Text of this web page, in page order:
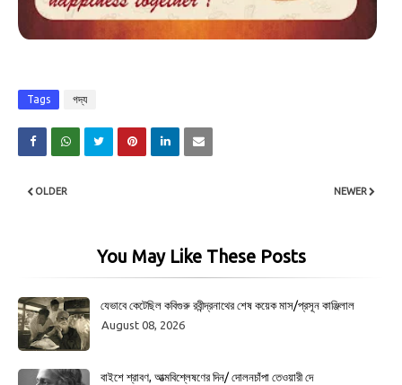
Tags গদ্য
NEWER
OLDER
You May Like These Posts
যেভাবে কেটেছিল কবিগুরু রবীন্দ্রনাথের শেষ কয়েক মাস/প্রসূন কাঞ্জিলাল
August 08, 2026
বাইশে শ্রাবণ, আত্মবিশ্লেষণের দিন/ দোলনচাঁপা তেওয়ারী দে